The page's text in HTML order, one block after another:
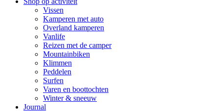
Vissen
Kamperen met auto
Overland kamperen
Vanlife
Reizen met de camper
Mountainbiken
Klimmen
Peddelen
Surfen
Varen en boottochten
Winter & sneeuw
Journal